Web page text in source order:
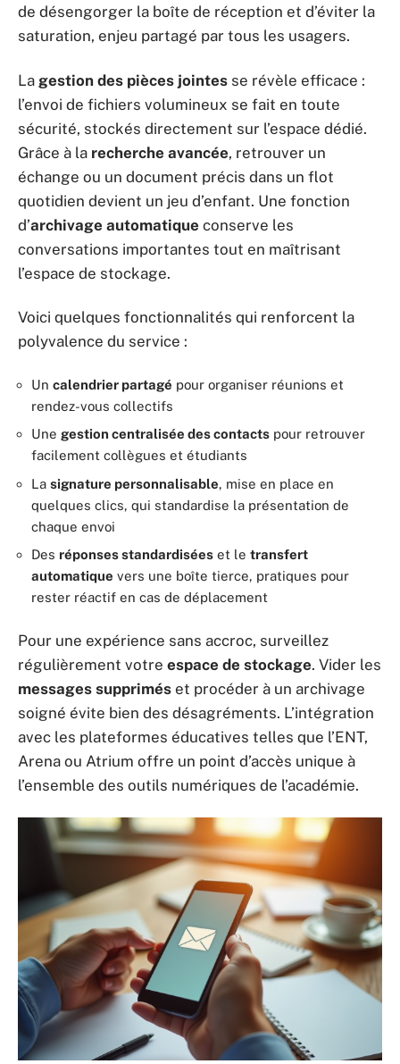
de désengorger la boîte de réception et d’éviter la
saturation, enjeu partagé par tous les usagers.
La gestion des pièces jointes se révèle efficace :
l’envoi de fichiers volumineux se fait en toute
sécurité, stockés directement sur l’espace dédié.
Grâce à la recherche avancée, retrouver un
échange ou un document précis dans un flot
quotidien devient un jeu d’enfant. Une fonction
d’archivage automatique conserve les
conversations importantes tout en maîtrisant
l’espace de stockage.
Voici quelques fonctionnalités qui renforcent la
polyvalence du service :
Un calendrier partagé pour organiser réunions et
rendez-vous collectifs
Une gestion centralisée des contacts pour retrouver
facilement collègues et étudiants
La signature personnalisable, mise en place en
quelques clics, qui standardise la présentation de
chaque envoi
Des réponses standardisées et le transfert
automatique vers une boîte tierce, pratiques pour
rester réactif en cas de déplacement
Pour une expérience sans accroc, surveillez
régulièrement votre espace de stockage. Vider les
messages supprimés et procéder à un archivage
soigné évite bien des désagréments. L’intégration
avec les plateformes éducatives telles que l’ENT,
Arena ou Atrium offre un point d’accès unique à
l’ensemble des outils numériques de l’académie.